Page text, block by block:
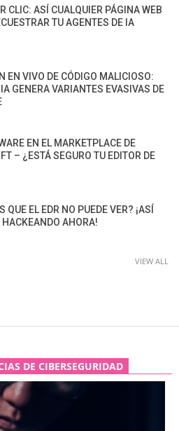
CLIC: ASÍ CUALQUIER PÁGINA WEB
TU AGENTES DE IA
EN VIVO DE CÓDIGO MALICIOSO:
GENERA VARIANTES EVASIVAS DE
EN EL MARKETPLACE DE
– ¿ESTÁ SEGURO TU EDITOR DE
QUE EL EDR NO PUEDE VER? ¡ASÍ
HACKEANDO AHORA!
VIEW ALL
DE CIBERSEGURIDAD